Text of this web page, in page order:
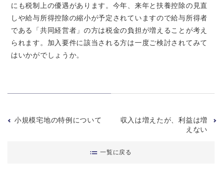
にも税制上の優遇があります。今年、来年と扶養控除の見直
しや給与所得控除の縮小が予定されていますので給与所得者
である「共同経営者」の方は税金の負担が増えることが考え
られます。加入要件に該当される方は一度ご検討されてみて
はいかがでしょうか。
小規模宅地の特例について
収入は増えたが、利益は増
えない
一覧に戻る